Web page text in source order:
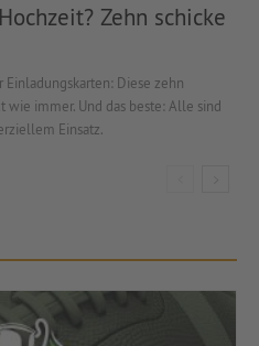
Zehn schicke
Diese zehn
wie immer. Und das beste: Alle sind
Einsatz.